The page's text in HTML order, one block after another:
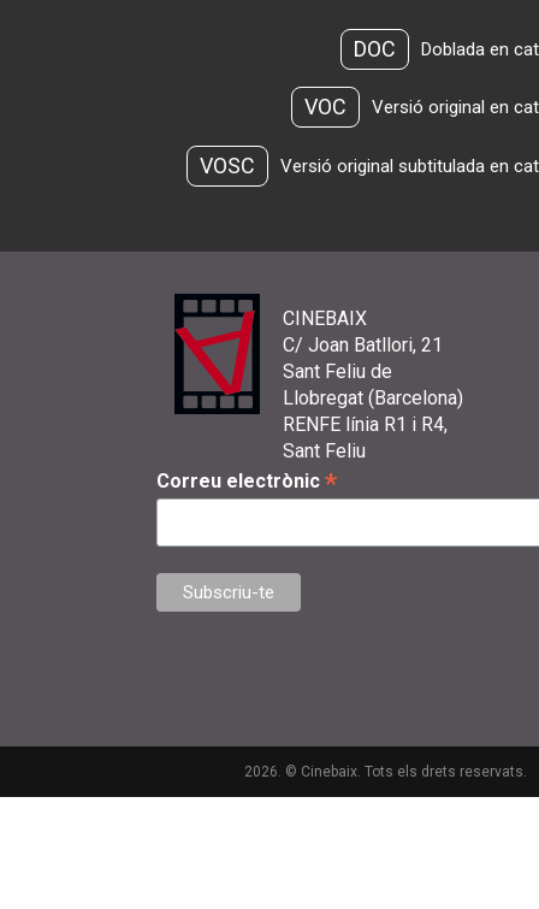
DOC Doblada en
VOC Versió original en
VOSC Versió original subtitulada en
CINEBAIX
C/ Joan Batllori, 21
Sant Feliu de
Llobregat (Barcelona)
RENFE línia R1 i R4,
Sant Feliu
Correu electrònic *
2026. © Cinebaix. Tots els drets reservats.